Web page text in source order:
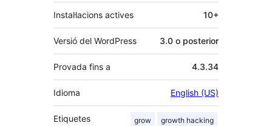
Instal·lacions actives 10+
Versió del WordPress 3.0 o posterior
Provada fins a 4.3.34
Idioma English (US)
Etiquetes grow growth hacking